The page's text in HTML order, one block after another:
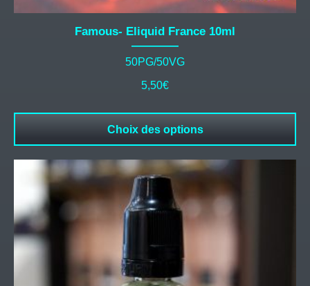
Famous- Eliquid France 10ml
50PG/50VG
5,50€
Choix des options
plusieurs
variations.
Les